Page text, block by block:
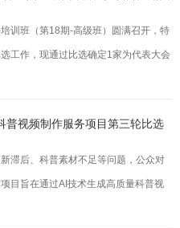
训班（第18期-高级班）圆满召开，特
工作，现通过比选确定1家为代表大会
关事宜如下：一、采购单位四川省预
型学术会议组织经验，无不良纪录；
普视频制作服务项目第三轮比选
滞后、科普素材不足等问题，公众对
目旨在通过AI技术生成高质量科普视
层健康宣教效率。拟采购预防接种领